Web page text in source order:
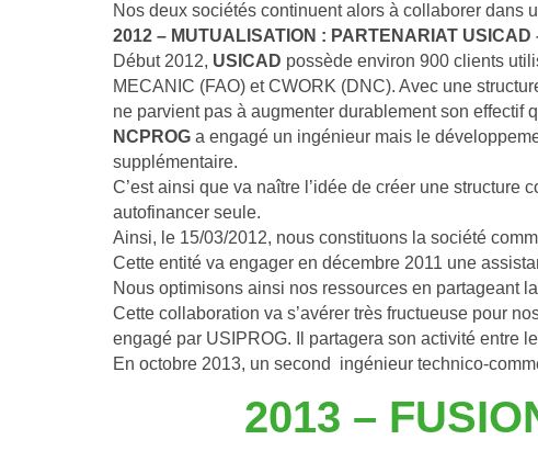
Nos deux sociétés continuent alors à collaborer dans
2012 – MUTUALISATION : PARTENARIAT USICAD
Début 2012, USICAD possède environ 900 clients
MECANIC (FAO) et CWORK (DNC). Avec une
ne parvient pas à augmenter durablement son effectif
NCPROG a engagé un ingénieur mais le
supplémentaire.
C’est ainsi que va naître l’idée de créer une
autofinancer seule.
Ainsi, le 15/03/2012, nous constituons la société
Cette entité va engager en décembre 2011 une
Nous optimisons ainsi nos ressources en partageant
Cette collaboration va s’avérer très fructueuse pour
engagé par USIPROG. Il partagera son activité entre
En octobre 2013, un second
ingénieur technico-
2013 –